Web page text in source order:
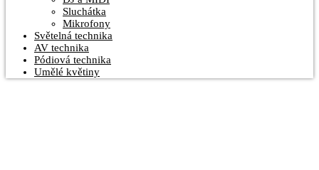
Sluchátka
Mikrofony
Světelná technika
AV technika
Pódiová technika
Umělé květiny